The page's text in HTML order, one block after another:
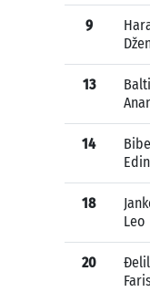
9
13
14
Edin
18
Leo
20